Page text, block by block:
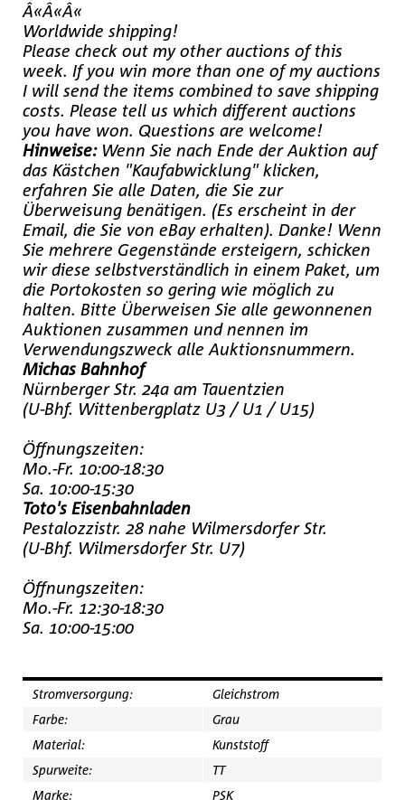
Â«Â«Â«
Worldwide shipping!
Please check out my other auctions of this
week. If you win more than one of my auctions
I will send the items combined to save shipping
costs. Please tell us which different auctions
you have won. Questions are welcome!
Hinweise:Wenn Sie nach Ende der Auktion auf
das Kästchen "Kaufabwicklung" klicken,
erfahren Sie alle Daten, die Sie zur
Überweisung benätigen. (Es erscheint in der
Email, die Sie von eBay erhalten). Danke! Wenn
Sie mehrere Gegenstände ersteigern, schicken
wir diese selbstverständlich in einem Paket, um
die Portokosten so gering wie möglich zu
halten. Bitte Überweisen Sie alle gewonnenen
Auktionen zusammen und nennen im
Verwendungszweck alle Auktionsnummern.
Michas Bahnhof
Nürnberger Str. 24a am Tauentzien
(U-Bhf. Wittenbergplatz U3 / U1 / U15)
Öffnungszeiten:
Mo.-Fr. 10:00-18:30
Sa. 10:00-15:30
Toto's Eisenbahnladen
Pestalozzistr. 28 nahe Wilmersdorfer Str.
(U-Bhf. Wilmersdorfer Str. U7)
Öffnungszeiten:
Mo.-Fr. 12:30-18:30
Sa. 10:00-15:00
Stromversorgung:
Gleichstrom
Farbe:
Grau
Material:
Kunststoff
Spurweite:
TT
Marke:
PSK